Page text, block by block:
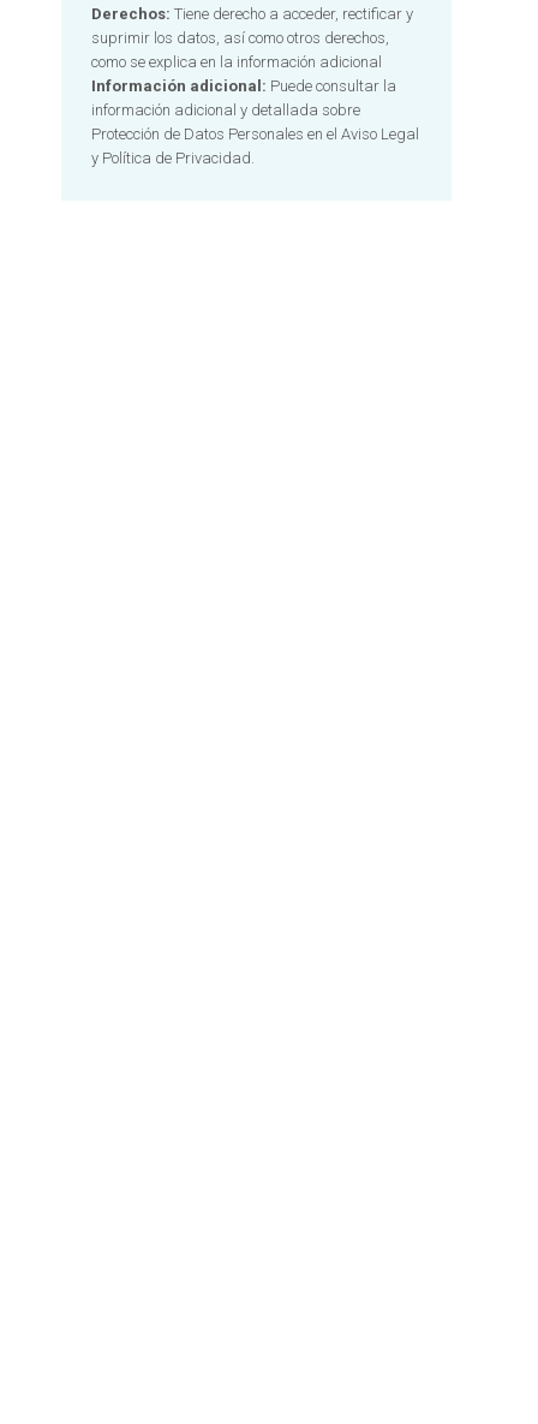
Derechos: Tiene derecho a acceder, rectificar y
suprimir los datos, así como otros derechos,
como se explica en la información adicional
Información adicional: Puede consultar la
información adicional y detallada sobre
Protección de Datos Personales en el Aviso Legal
y Política de Privacidad.